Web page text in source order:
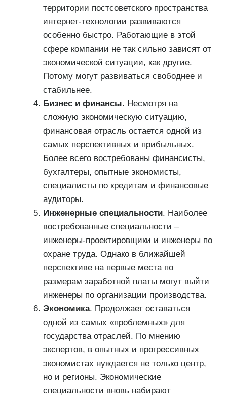
территории постсоветского пространства
интернет-технологии развиваются
особенно быстро. Работающие в этой
сфере компании не так сильно зависят от
экономической ситуации, как другие.
Потому могут развиваться свободнее и
стабильнее.
Бизнес и финансы. Несмотря на
сложную экономическую ситуацию,
финансовая отрасль остается одной из
самых перспективных и прибыльных.
Более всего востребованы финансисты,
бухгалтеры, опытные экономисты,
специалисты по кредитам и финансовые
аудиторы.
Инженерные специальности. Наиболее
востребованные специальности –
инженеры-проектировщики и инженеры по
охране труда. Однако в ближайшей
перспективе на первые места по
размерам заработной платы могут выйти
инженеры по организации производства.
Экономика. Продолжает оставаться
одной из самых «проблемных» для
государства отраслей. По мнению
экспертов, в опытных и прогрессивных
экономистах нуждается не только центр,
но и регионы. Экономические
специальности вновь набирают